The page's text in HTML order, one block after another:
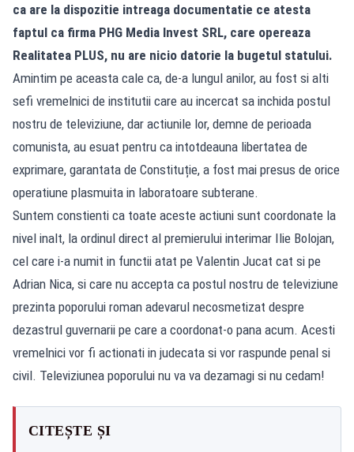
ca are la dispozitie intreaga documentatie ce atesta
faptul ca firma PHG Media Invest SRL, care opereaza
Realitatea PLUS, nu are nicio datorie la bugetul statului.
Amintim pe aceasta cale ca, de-a lungul anilor, au fost si alti
sefi vremelnici de institutii care au incercat sa inchida postul
nostru de televiziune, dar actiunile lor, demne de perioada
comunista, au esuat pentru ca intotdeauna libertatea de
exprimare, garantata de Constituție, a fost mai presus de orice
operatiune plasmuita in laboratoare subterane.
Suntem constienti ca toate aceste actiuni sunt coordonate la
nivel inalt, la ordinul direct al premierului interimar Ilie Bolojan,
cel care i-a numit in functii atat pe Valentin Jucat cat si pe
Adrian Nica, si care nu accepta ca postul nostru de televiziune
prezinta poporului roman adevarul necosmetizat despre
dezastrul guvernarii pe care a coordonat-o pana acum. Acesti
vremelnici vor fi actionati in judecata si vor raspunde penal si
civil. Televiziunea poporului nu va va dezamagi si nu cedam!
CITEȘTE ȘI